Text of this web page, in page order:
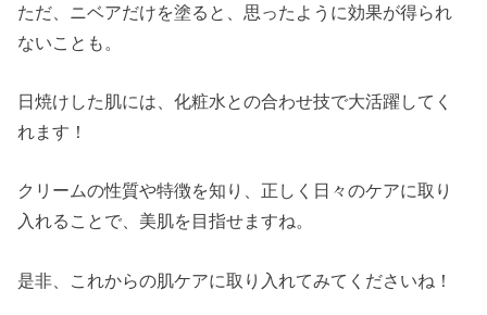
ただ、ニベアだけを塗ると、思ったように効果が得られ
ないことも。
日焼けした肌には、化粧水との合わせ技で大活躍してく
れます！
クリームの性質や特徴を知り、正しく日々のケアに取り
入れることで、美肌を目指せますね。
是非、これからの肌ケアに取り入れてみてくださいね！